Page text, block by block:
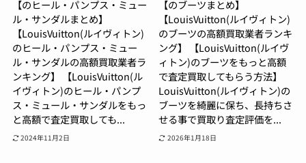
【のヒール・パンプス・ミュー
ル・サンダルまとめ】
【LouisVuitton(ルイヴィトン)
のヒール・パンプス・ミュー
ル・サンダルの高額買取業者ラ
ンキング】 【LouisVuitton(ル
イヴィトン)のヒール・パンプ
ス・ミュール・サンダルをもっ
と高額で査定買取しても...
2024年11月2日
【のブーツまとめ】
【LouisVuitton(ルイヴィトン)
のブーツの高額買取業者ランキ
ング】 【LouisVuitton(ルイヴ
ィトン)のブーツをもっと高額
で査定買取してもらう方法】
LouisVuitton(ルイヴィトン)の
ブーツを綺麗に保ち、長持ちさ
せる事で買取り査定評価を...
2026年1月18日